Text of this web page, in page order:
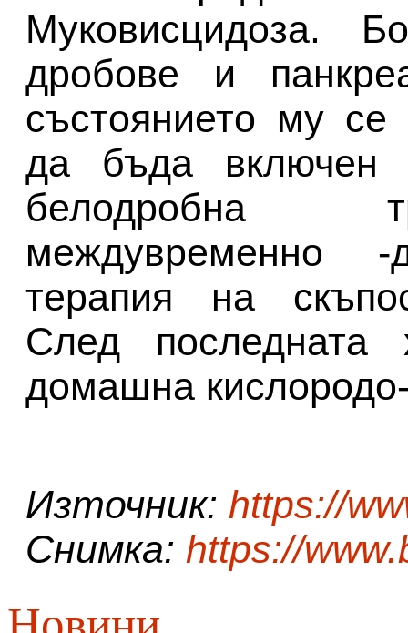
Муковисцидоза.
дробове и
състоянието му
да бъда
белодробна
междувременно
терапия на
След последната
домашна
Източник: https://
Снимка: https://